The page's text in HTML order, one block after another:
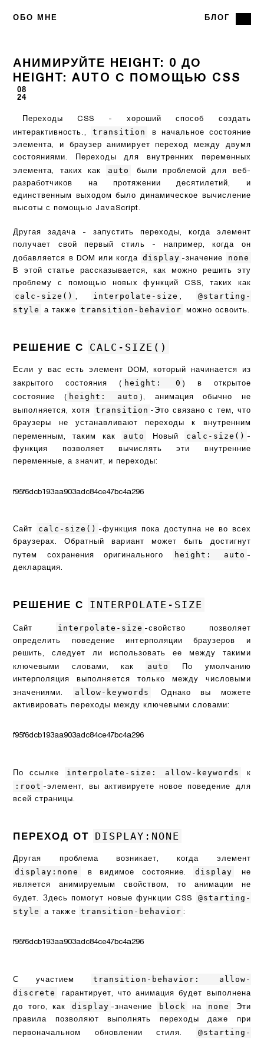
ОБО МНЕ БЛОГ
АНИМИРУЙТЕ HEIGHT: 0 ДО
HEIGHT: AUTO С ПОМОЩЬЮ CSS
08
24
Переходы CSS - хороший способ создать
интерактивность.,
transition
в начальное состояние
элемента, и браузер анимирует переход между двумя
состояниями. Переходы для внутренних переменных
элемента, таких как
auto
были проблемой для веб-
разработчиков на протяжении десятилетий, и
единственным выходом было динамическое вычисление
высоты с помощью JavaScript.
Другая задача - запустить переходы, когда элемент
получает свой первый стиль - например, когда он
добавляется в DOM или когда
display -значение none
В этой статье рассказывается, как можно решить эту
проблему с помощью новых функций CSS, таких как
calc-size() , interpolate-size ,
@starting-
style
а также transition-behavior можно освоить.
РЕШЕНИЕ С CALC-SIZE()
Если у вас есть элемент DOM, который начинается из
закрытого состояния (
height: 0 ) в открытое
состояние ( height: auto ), анимация обычно не
выполняется, хотя
transition -Это связано с тем, что
браузеры не устанавливают переходы к внутренним
переменным, таким как
auto Новый calc-size()
-
функция позволяет вычислять эти внутренние
переменные, а значит, и переходы:
f95f6dcb193aa903adc84ce47bc4a296
Сайт calc-size()
-функция пока доступна не во всех
браузерах. Обратный вариант может быть достигнут
путем сохранения оригинального
height: auto -
декларация.
РЕШЕНИЕ С INTERPOLATE-SIZE
Сайт interpolate-size -свойство позволяет
определить поведение интерполяции браузеров и
решить, следует ли использовать ее между такими
ключевыми словами, как
auto
По умолчанию
интерполяция выполняется только между числовыми
значениями.
allow-keywords
Однако вы можете
активировать переходы между ключевыми словами:
f95f6dcb193aa903adc84ce47bc4a296
По ссылке interpolate-size: allow-keywords к
:root -элемент, вы активируете новое поведение для
всей страницы.
ПЕРЕХОД ОТ DISPLAY:NONE
Другая проблема возникает, когда элемент
display:none в видимое состояние. display
не
является анимируемым свойством, то анимации не
будет. Здесь помогут новые функции CSS
@starting-
style
а также transition-behavior :
f95f6dcb193aa903adc84ce47bc4a296
С участием
transition-behavior: allow-
discrete
гарантирует, что анимация будет выполнена
до того, как
display -значение block на none
Эти
правила позволяют выполнять переходы даже при
первоначальном обновлении стиля.
@starting-